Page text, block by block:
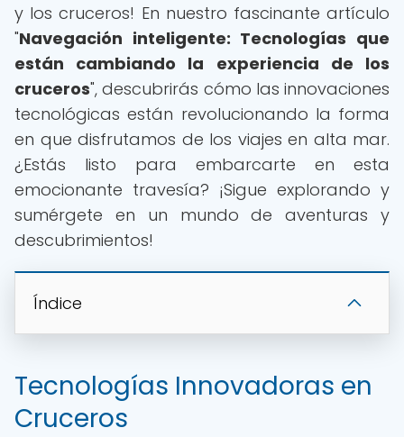
y los cruceros! En nuestro fascinante artículo
"Navegación inteligente: Tecnologías que
están cambiando la experiencia de los
cruceros", descubrirás cómo las innovaciones
tecnológicas están revolucionando la forma
en que disfrutamos de los viajes en alta mar.
¿Estás listo para embarcarte en esta
emocionante travesía? ¡Sigue explorando y
sumérgete en un mundo de aventuras y
descubrimientos!
Índice
Tecnologías Innovadoras en
Cruceros